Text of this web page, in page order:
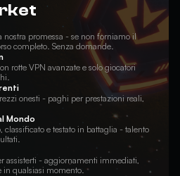
nostra promessa - se non forniamo il
completo. Senza domande.
rotte VPN avanzate e solo giocatori
onesti - paghi per prestazioni reali,
Mondo
classificato e testato in battaglia - talento
assisterti - aggiornamenti immediati,
in qualsiasi momento.